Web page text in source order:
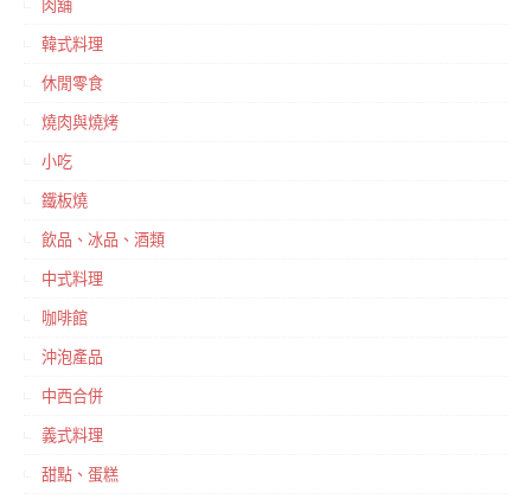
肉舖
韓式料理
休閒零食
燒肉與燒烤
小吃
鐵板燒
飲品、冰品、酒類
中式料理
咖啡館
沖泡產品
中西合併
義式料理
甜點、蛋糕